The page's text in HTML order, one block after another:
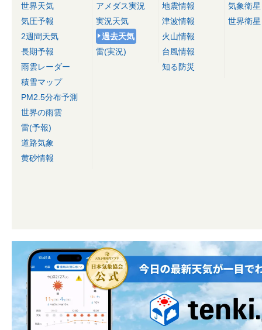
世界天気
気圧予報
2週間天気
長期予報
雨雲レーダー
積雪マップ
PM2.5分布予測
世界の雨雲
雷(予報)
道路気象
黄砂情報
アメダス実況
実況天気
過去天気
雷(実況)
地震情報
津波情報
火山情報
台風情報
知る防災
気象衛星
世界衛星